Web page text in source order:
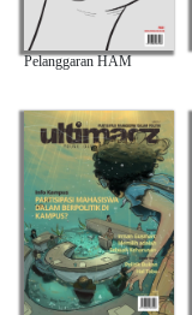
Pelanggaran HAM